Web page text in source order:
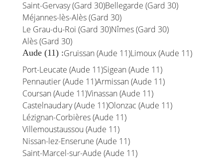
Saint-Gervasy (Gard 30)Bellegarde (Gard 30)
Méjannes-lès-Alès (Gard 30)
Le Grau-du-Roi (Gard 30)Nîmes (Gard 30)
Alès (Gard 30)
Aude (11) :Gruissan (Aude 11)Limoux (Aude 11)
Port-Leucate (Aude 11)Sigean (Aude 11)
Pennautier (Aude 11)Armissan (Aude 11)
Coursan (Aude 11)Vinassan (Aude 11)
Castelnaudary (Aude 11)Olonzac (Aude 11)
Lézignan-Corbières (Aude 11)
Villemoustaussou (Aude 11)
Nissan-lez-Enserune (Aude 11)
Saint-Marcel-sur-Aude (Aude 11)